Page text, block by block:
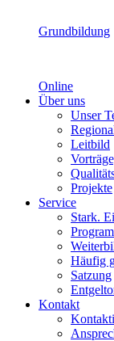
Grundbildung
Online
Über uns
Unser
Leitbild
Projekte
Service
Stark.
Häufig
Satzung
Kontakt